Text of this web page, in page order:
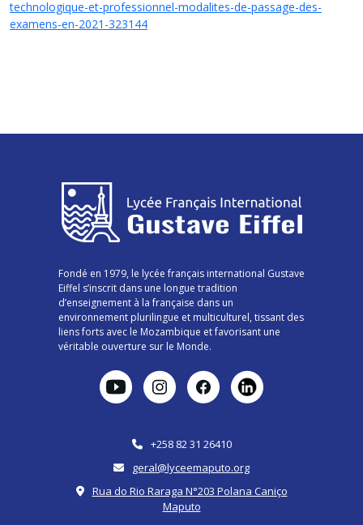
technologique-et-professionnel-modalites-de-passage-des-
examens-en-2021-323144
Fondé en 1979, le lycée français international Gustave
Eiffel s’inscrit dans une longue tradition
d’enseignement à la française dans un
environnement plurilingue et multiculturel, tissant des
liens forts avec le Mozambique et favorisant une
véritable ouverture sur le Monde.
+258 82 31 26410
geral@lyceemaputo.org
Rua do Rio Raraga N°203 Polana Caniço
Maputo